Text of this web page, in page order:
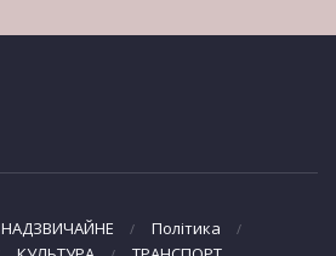
НАДЗВИЧАЙНЕ
Політика